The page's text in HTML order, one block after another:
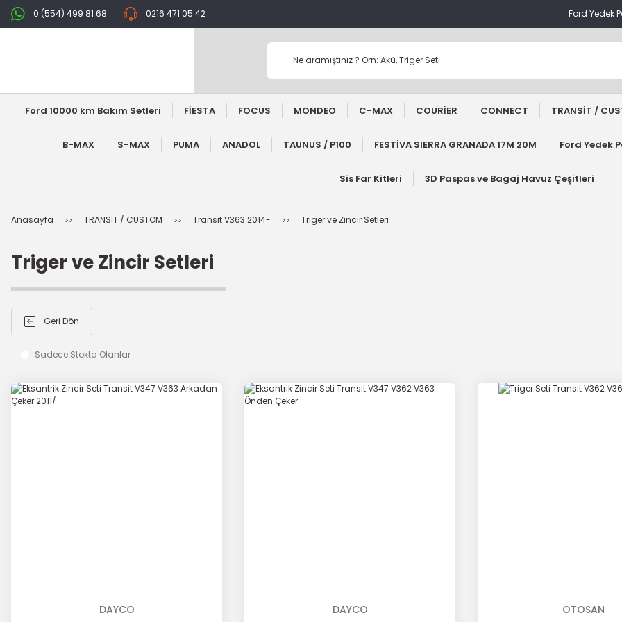
0 (554) 499 81 68 0216 471 05 42 Ford Yedek
Ford 10000 km Bakım Setleri FİESTA FOCUS MONDEO C-MAX COURİER CONNECT TRANSİT /
B-MAX S-MAX PUMA ANADOL TAUNUS / P100 FESTİVA SIERRA GRANADA 17M 20M Ford Yedek
Sis Far Kitleri 3D Paspas ve Bagaj Havuz Çeşitleri
Anasayfa TRANSİT / CUSTOM Transit V363 2014- Triger ve Zincir Setleri
Triger ve Zincir Setleri
Geri Dön
Sadece Stokta Olanlar
DAYCO DAYCO OTOSAN